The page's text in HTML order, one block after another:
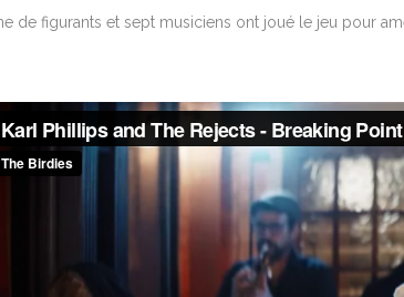
de figurants et sept musiciens ont joué le jeu pour